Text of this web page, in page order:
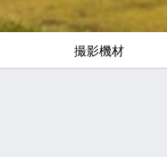
撮影機材